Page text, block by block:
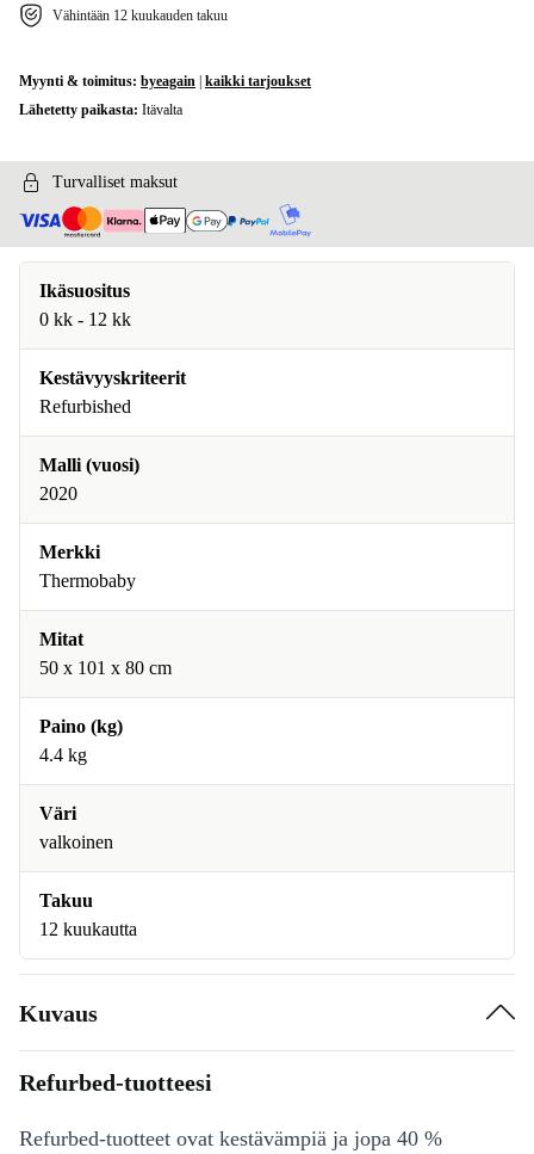
Vähintään 12 kuukauden takuu
Myynti & toimitus: byeagain kaikki tarjoukset
Lähetetty paikasta: Itävalta
Turvalliset maksut
Ikäsuositus
0 kk - 12 kk
Kestävyyskriteerit
Refurbished
Malli (vuosi)
2020
Merkki
Thermobaby
Mitat
50 x 101 x 80 cm
Paino (kg)
4.4 kg
Väri
valkoinen
Takuu
12 kuukautta
Kuvaus
Refurbed-tuotteesi
Refurbed-tuotteet ovat kestävämpiä ja jopa 40 %